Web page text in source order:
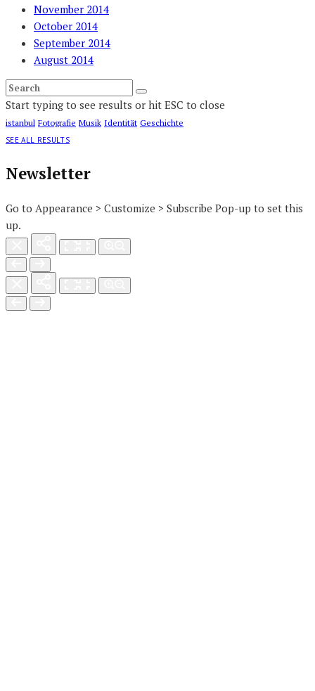
November 2014
October 2014
September 2014
August 2014
Start typing to see results or hit ESC to close
istanbul Fotografie Musik Identität Geschichte
SEE ALL RESULTS
Newsletter
Go to Appearance > Customize > Subscribe Pop-up to set this
up.